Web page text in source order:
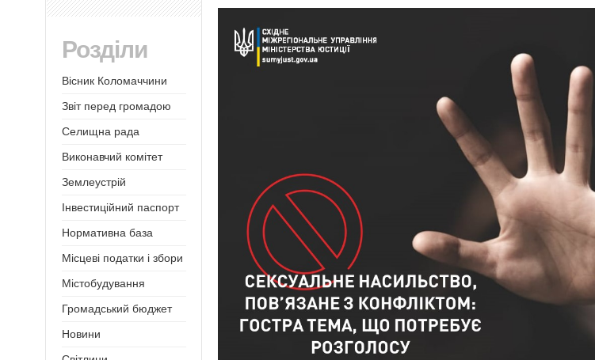
Розділи
Вісник Коломаччини
Звіт перед громадою
Селищна рада
Виконавчий комітет
Землеустрій
Інвестиційний паспорт
Нормативна база
Місцеві податки і збори
Містобудування
Громадський бюджет
Новини